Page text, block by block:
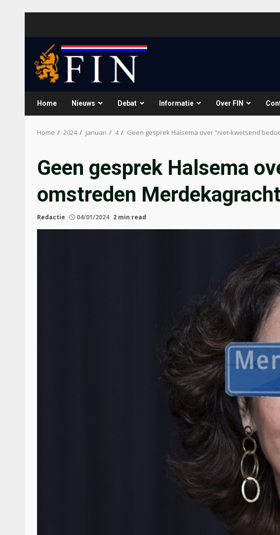
Home Nieuws Debat Informatie Over FIN
Home 2024 januari 4 Geen gesprek Halsema over “niet-kwetsend
Geen gesprek Halsema
omstreden Merdekagracht
Redactie 04/01/2024 2 min read